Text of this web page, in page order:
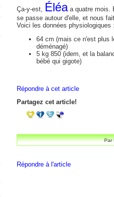
Ça-y-est, Éléaa quatre mois.
se passe autour d'elle, et nous
Voici les données physiologiques :
64 cm (mais ce n'est plus
déménagé)
5 kg 850 (idem, et la
bébé qui gigote)
Répondre à cet article
Partagez cet article!
Par
Répondre à l'article